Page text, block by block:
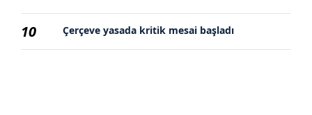
10 Çerçeve yasada kritik mesai başladı